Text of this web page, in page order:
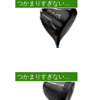
つかまりすぎないドライバー
つかまりすぎないドライバー